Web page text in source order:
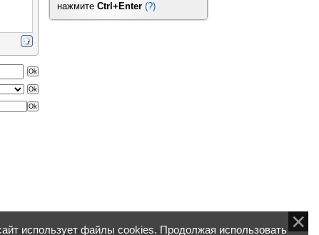
нажмите Ctrl+Enter (?)
использует файлы cookies. Продолжая использовать